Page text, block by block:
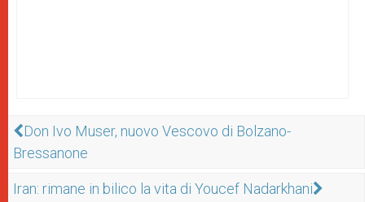
Don Ivo Muser, nuovo Vescovo di Bolzano-
Bressanone
Iran: rimane in bilico la vita di Youcef Nadarkhani